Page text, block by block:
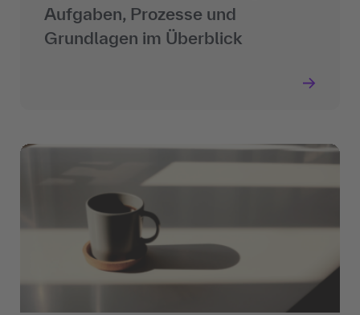
Aufgaben, Prozesse und
Grundlagen im Überblick